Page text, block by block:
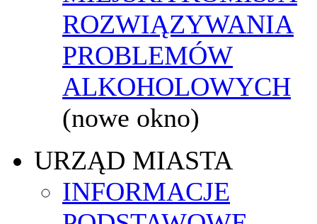
ROZWIĄZYWANIA
PROBLEMÓW
ALKOHOLOWYCH
(nowe okno)
URZĄD MIASTA
INFORMACJE